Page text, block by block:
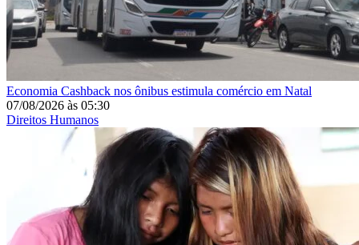
Economia Cashback nos ônibus estimula comércio em Natal
07/08/2026 às 05:30
Direitos Humanos